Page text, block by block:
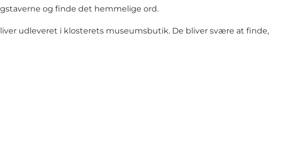
og finde det hemmelige ord.
udleveret i klosterets museumsbutik. De bliver svære at finde,